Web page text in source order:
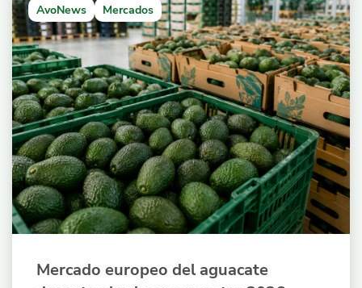
AvoNews Mercados
Mercado europeo del aguacate